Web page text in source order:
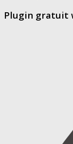
Plugin gratuit